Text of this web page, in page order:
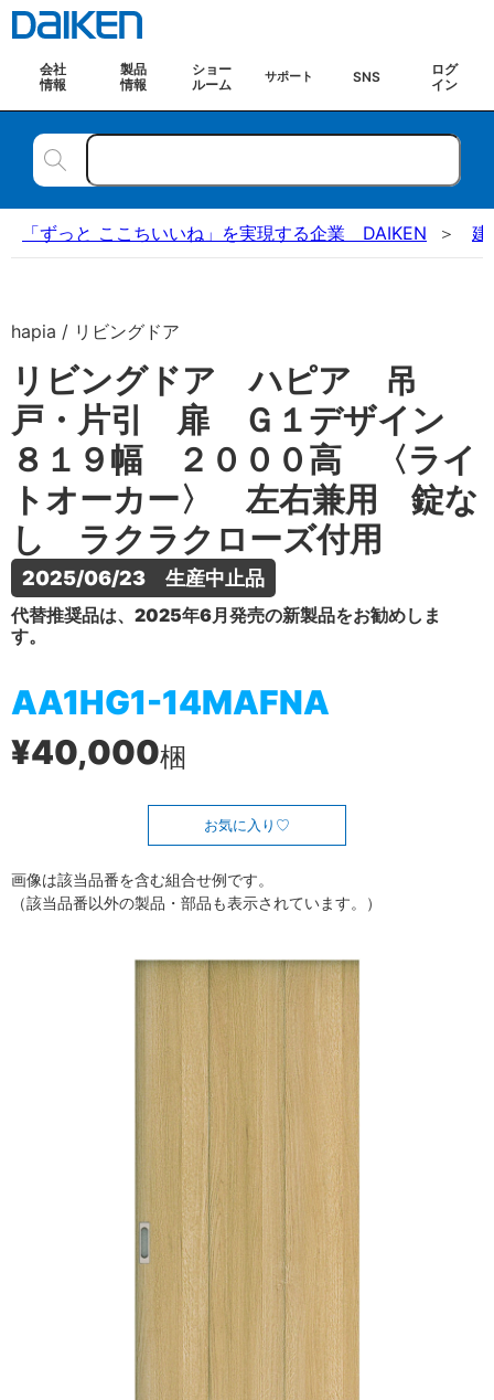
会社
情報
製品
情報
ショー
ルーム
サポート SNS
ログ
イン
「ずっと ここちいいね」を実現する企業 DAIKEN 建
hapia / リビングドア
リビングドア ハピア 吊
戸・片引 扉 Ｇ１デザイン
８１９幅 ２０００高 〈ライ
トオーカー〉 左右兼用 錠な
し ラクラクローズ付用
2025/06/23　生産中止品
代替推奨品は、2025年6月発売の新製品をお勧めしま
す。
AA1HG1-14MAFNA
¥40,000梱
お気に入り
画像は該当品番を含む組合せ例です。
（該当品番以外の製品・部品も表示されています。）